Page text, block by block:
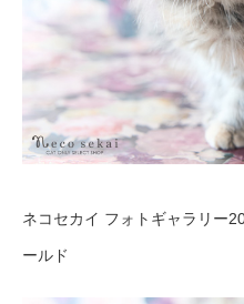
ネコセカイ フォトギャラリー
ールド